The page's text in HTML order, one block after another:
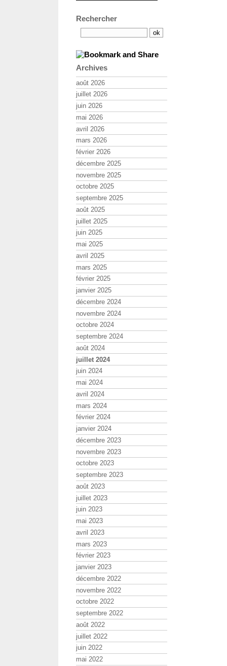
Rechercher
Archives
août 2026
juillet 2026
juin 2026
mai 2026
avril 2026
mars 2026
février 2026
décembre 2025
novembre 2025
octobre 2025
septembre 2025
août 2025
juillet 2025
juin 2025
mai 2025
avril 2025
mars 2025
février 2025
janvier 2025
décembre 2024
novembre 2024
octobre 2024
septembre 2024
août 2024
juillet 2024
juin 2024
mai 2024
avril 2024
mars 2024
février 2024
janvier 2024
décembre 2023
novembre 2023
octobre 2023
septembre 2023
août 2023
juillet 2023
juin 2023
mai 2023
avril 2023
mars 2023
février 2023
janvier 2023
décembre 2022
novembre 2022
octobre 2022
septembre 2022
août 2022
juillet 2022
juin 2022
mai 2022